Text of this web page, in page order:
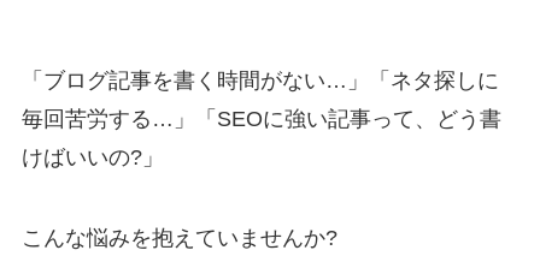
「ブログ記事を書く時間がない…」「ネタ探しに
毎回苦労する…」「SEOに強い記事って、どう書
けばいいの?」
こんな悩みを抱えていませんか?